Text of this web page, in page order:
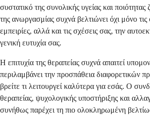
συστατικό της συνολικής υγείας και
της ανωργασμίας συχνά βελτιώνει όχι μόνο
εμπειρίες, αλλά και τις σχέσεις σας, την
γενική ευτυχία σας.
Η επιτυχία της θεραπείας συχνά απαιτεί
περιλαμβάνει την προσπάθεια διαφορετικών
βρείτε τι λειτουργεί καλύτερα για εσάς. Ο
θεραπείας, ψυχολογικής υποστήριξης και
συνήθως παρέχει τη πιο ολοκληρωμένη